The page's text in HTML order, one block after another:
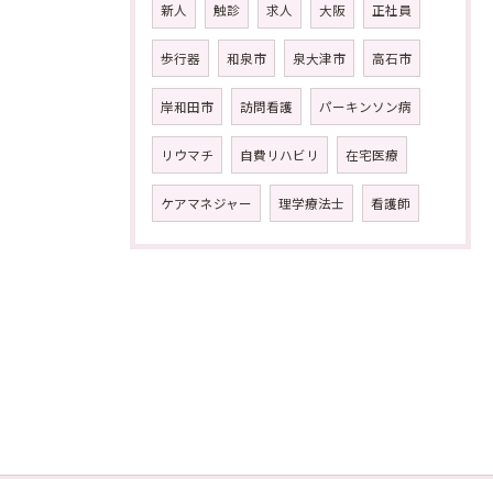
新人 触診 求人 大阪 正社員
歩行器 和泉市 泉大津市 高石市
岸和田市 訪問看護 パーキンソン病
リウマチ 自費リハビリ 在宅医療
ケアマネジャー 理学療法士 看護師